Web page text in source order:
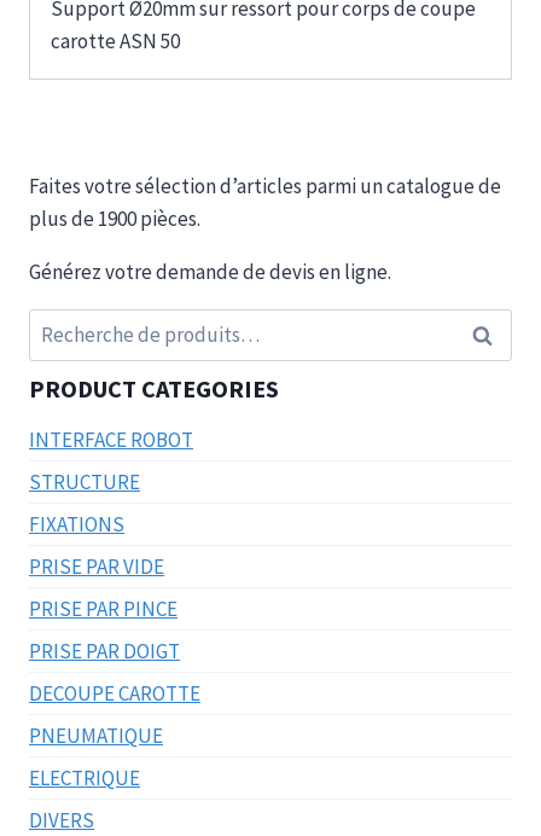
Support Ø20mm sur ressort pour corps de coupe
carotte ASN 50
Faites votre sélection d’articles parmi un catalogue de
plus de 1900 pièces.
Générez votre demande de devis en ligne.
Recherche
pour :
PRODUCT CATEGORIES
INTERFACE ROBOT
STRUCTURE
FIXATIONS
PRISE PAR VIDE
PRISE PAR PINCE
PRISE PAR DOIGT
DECOUPE CAROTTE
PNEUMATIQUE
ELECTRIQUE
DIVERS